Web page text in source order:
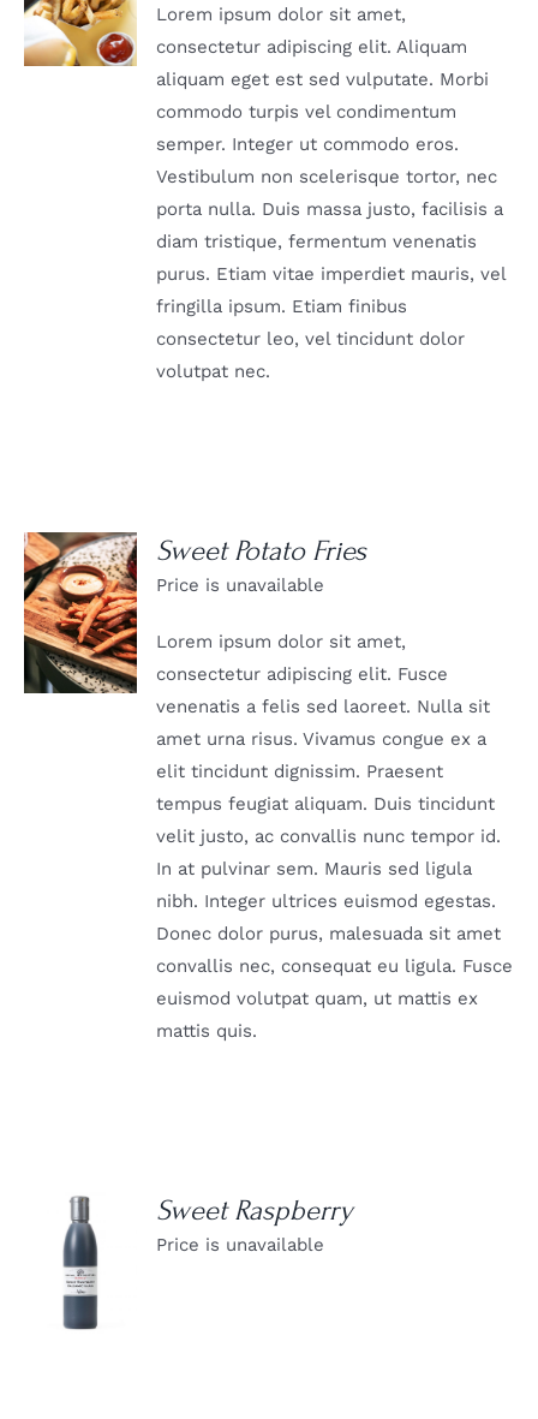
Lorem ipsum dolor sit amet,
consectetur adipiscing elit. Aliquam
aliquam eget est sed vulputate. Morbi
commodo turpis vel condimentum
semper. Integer ut commodo eros.
Vestibulum non scelerisque tortor, nec
porta nulla. Duis massa justo, facilisis a
diam tristique, fermentum venenatis
purus. Etiam vitae imperdiet mauris, vel
fringilla ipsum. Etiam finibus
consectetur leo, vel tincidunt dolor
volutpat nec.
DETAILS
Sweet Potato Fries
Price is unavailable
Lorem ipsum dolor sit amet,
consectetur adipiscing elit. Fusce
venenatis a felis sed laoreet. Nulla sit
amet urna risus. Vivamus congue ex a
elit tincidunt dignissim. Praesent
tempus feugiat aliquam. Duis tincidunt
velit justo, ac convallis nunc tempor id.
In at pulvinar sem. Mauris sed ligula
nibh. Integer ultrices euismod egestas.
Donec dolor purus, malesuada sit amet
convallis nec, consequat eu ligula. Fusce
euismod volutpat quam, ut mattis ex
mattis quis.
DETAILS
Sweet Raspberry
Price is unavailable